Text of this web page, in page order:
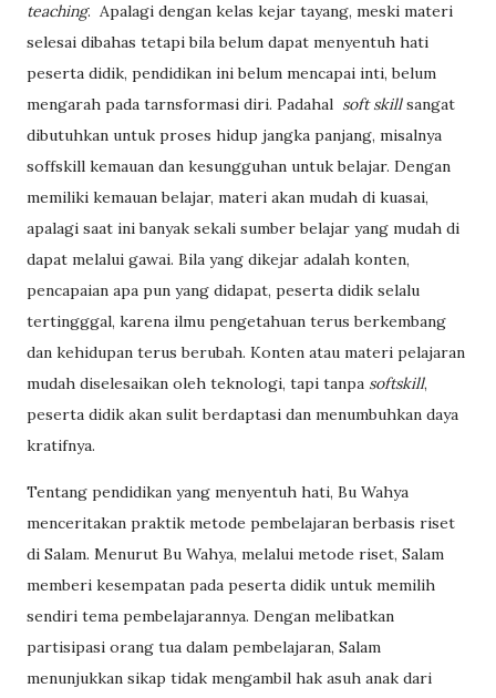
teaching. Apalagi dengan kelas kejar tayang, meski materi
selesai dibahas tetapi bila belum dapat menyentuh hati
peserta didik, pendidikan ini belum mencapai inti, belum
mengarah pada tarnsformasi diri. Padahal soft skillsangat
dibutuhkan untuk proses hidup jangka panjang, misalnya
soffskill kemauan dan kesungguhan untuk belajar. Dengan
memiliki kemauan belajar, materi akan mudah di kuasai,
apalagi saat ini banyak sekali sumber belajar yang mudah di
dapat melalui gawai. Bila yang dikejar adalah konten,
pencapaian apa pun yang didapat, peserta didik selalu
tertingggal, karena ilmu pengetahuan terus berkembang
dan kehidupan terus berubah. Konten atau materi pelajaran
mudah diselesaikan oleh teknologi, tapi tanpa softskill,
peserta didik akan sulit berdaptasi dan menumbuhkan daya
kratifnya.
Tentang pendidikan yang menyentuh hati, Bu Wahya
menceritakan praktik metode pembelajaran berbasis riset
di Salam. Menurut Bu Wahya, melalui metode riset, Salam
memberi kesempatan pada peserta didik untuk memilih
sendiri tema pembelajarannya. Dengan melibatkan
partisipasi orang tua dalam pembelajaran, Salam
menunjukkan sikap tidak mengambil hak asuh anak dari